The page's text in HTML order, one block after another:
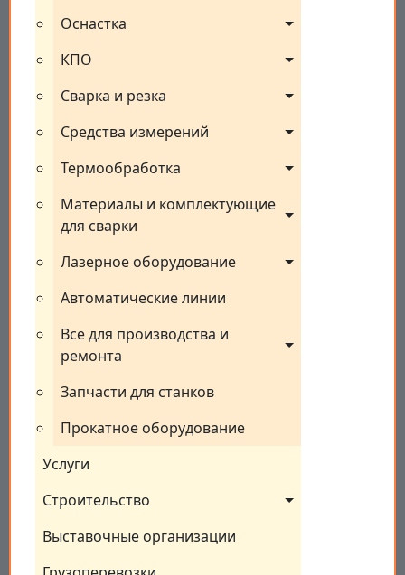
Оснастка
КПО
Сварка и резка
Средства измерений
Термообработка
Материалы и комплектующие
для сварки
Лазерное оборудование
Автоматические линии
Все для производства и
ремонта
Запчасти для станков
Прокатное оборудование
Услуги
Строительство
Выставочные организации